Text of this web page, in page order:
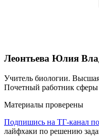
Леонтьева Юлия
Учитель биологии.
Почетный работник
Материалы проверены
Подпишись на ТГ-канал
лайфхаки по решению